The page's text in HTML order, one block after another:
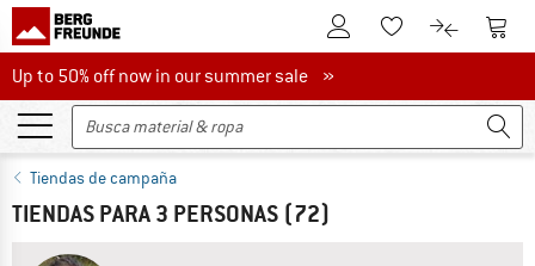
A la cuenta de cliente
A la lista de
A la A la
Up to 50% off now in our summer sale
Up to 50% off now in our summer sale »
Tiendas de campaña
TIENDAS PARA 3 PERSONAS (72)